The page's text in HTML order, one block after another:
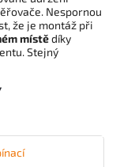
Nespornou
že je montáž při
místědíky
Stejný